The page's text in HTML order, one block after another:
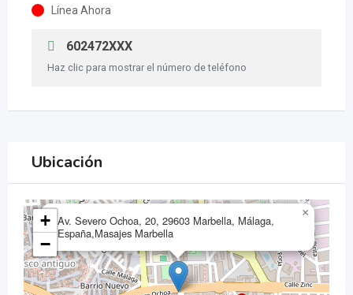
Línea Ahora
602472XXX
Haz clic para mostrar el número de teléfono
Ubicación
Av. Severo Ochoa, 20, 29603 Marbella, Málaga,
España,Masajes Marbella
×
+
−